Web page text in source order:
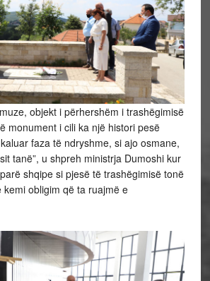
objekt i përhershëm i trashëgimisë
monument i cili ka një histori pesë
faza të ndryshme, si ajo osmane,
tanë”, u shpreh ministrja Dumoshi kur
shqipe si pjesë të trashëgimisë tonë
obligim që ta ruajmë e